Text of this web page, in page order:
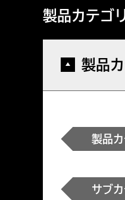
製品カテゴ
製品
製品
サブ